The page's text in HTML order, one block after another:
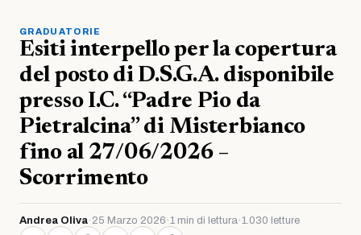
GRADUATORIE
Esiti interpello per la copertura
del posto di D.S.G.A. disponibile
presso I.C. “Padre Pio da
Pietralcina” di Misterbianco
fino al 27/06/2026 –
Scorrimento
Andrea Oliva· 25 Marzo 2026 ·1 min di lettura·1.030 letture